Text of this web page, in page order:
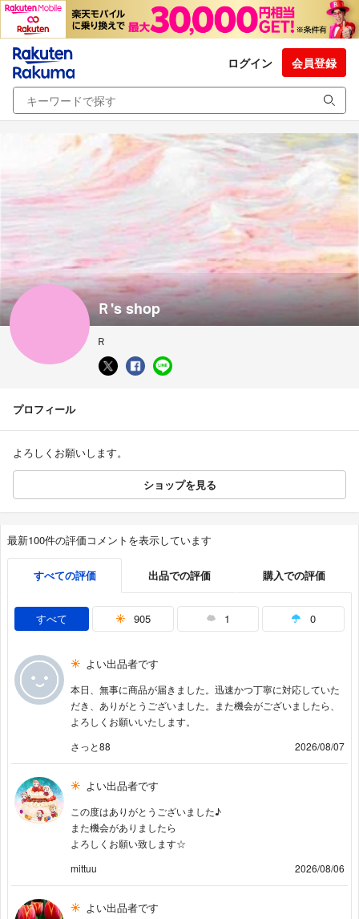
ログイン 会員登録
Ｒ's shop
Ｒ
プロフィール
よろしくお願いします。
ショップを見る
最新100件の評価コメントを表示しています
すべての評価 出品での評価 購入での評価
すべて 905 1 0
よい出品者です
本日、無事に商品が届きました。迅速かつ丁寧に対応していた
だき、ありがとうございました。また機会がございましたら、
よろしくお願いいたします。
さっと88
2026/08/07
よい出品者です
この度はありがとうございました♪
また機会がありましたら
よろしくお願い致します☆
mittuu
2026/08/06
よい出品者です